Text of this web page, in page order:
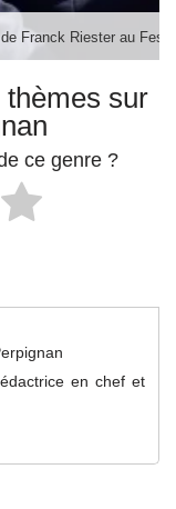
Franck Riester au
sur
ce genre ?
en chef et